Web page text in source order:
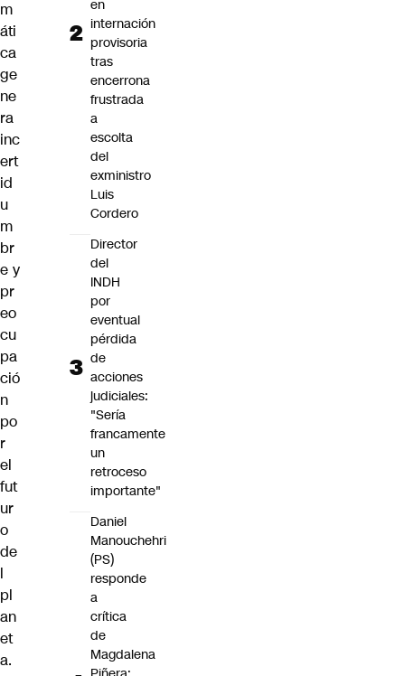
m
áti
ca
ge
ne
ra
inc
ert
id
u
m
br
e y
pr
eo
cu
pa
ció
n
po
r
el
fut
ur
o
de
l
pl
an
et
a.
en
internación
provisoria
tras
encerrona
frustrada
a
escolta
del
exministro
Luis
Cordero
Director
del
INDH
por
eventual
pérdida
de
acciones
judiciales:
"Sería
francamente
un
retroceso
importante"
Daniel
Manouchehri
(PS)
responde
a
crítica
de
Magdalena